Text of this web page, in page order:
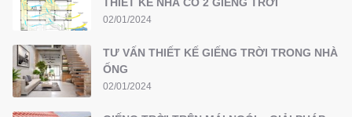
02/01/2024
TƯ VẤN THIẾT KẾ GIẾNG TRỜI TRONG NHÀ
ỐNG
02/01/2024